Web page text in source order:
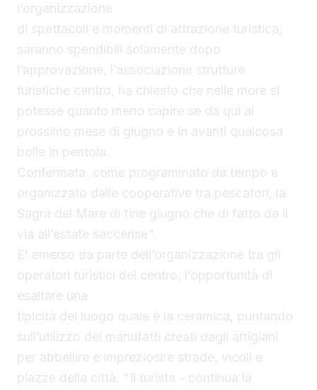
l’organizzazione
di spettacoli e momenti di attrazione turistica,
saranno spendibili solamente dopo
l’approvazione, l’associazione strutture
turistiche centro, ha chiesto che nelle more si
potesse quanto meno capire se da qui al
prossimo mese di giugno e in avanti qualcosa
bolle in pentola.
Confermata, come programmato da tempo e
organizzato dalle cooperative tra pescatori, la
Sagra del Mare di fine giugno che di fatto da il
via all’estate saccense".
E’ emerso da parte dell’organizzazione tra gli
operatori turistici del centro, l’opportunità di
esaltare una
tipicità del luogo quale è la ceramica, puntando
sull’utilizzo dei manufatti creati dagli artigiani
per abbellire e impreziosire strade, vicoli e
piazze della città. "Il turista - continua la